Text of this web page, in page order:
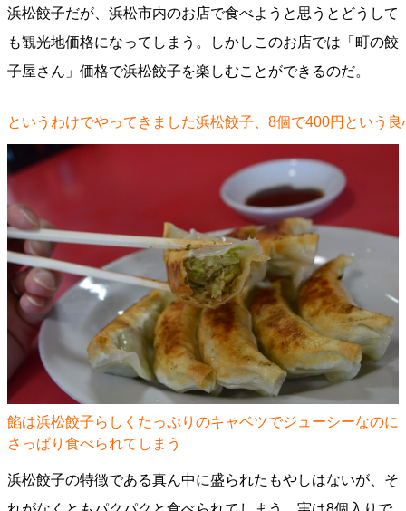
浜松餃子だが、浜松市内のお店で食べようと思うとどうして
も観光地価格になってしまう。しかしこのお店では「町の餃
子屋さん」価格で浜松餃子を楽しむことができるのだ。
というわけでやってきました浜松餃子、8個で400円という
餡は浜松餃子らしくたっぷりのキャベツでジューシーなのに
さっぱり食べられてしまう
浜松餃子の特徴である真ん中に盛られたもやしはないが、そ